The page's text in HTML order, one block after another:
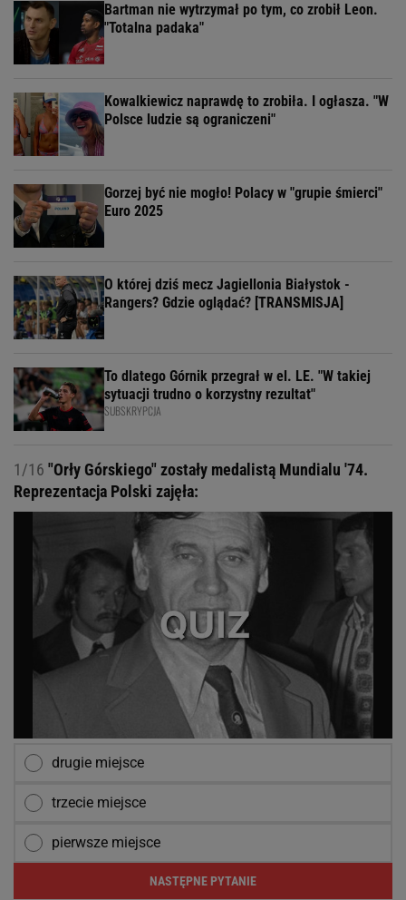
Bartman nie wytrzymał po tym, co zrobił Leon.
"Totalna padaka"
Kowalkiewicz naprawdę to zrobiła. I ogłasza. "W
Polsce ludzie są ograniczeni"
Gorzej być nie mogło! Polacy w "grupie śmierci"
Euro 2025
O której dziś mecz Jagiellonia Białystok -
Rangers? Gdzie oglądać? [TRANSMISJA]
To dlatego Górnik przegrał w el. LE. "W takiej
sytuacji trudno o korzystny rezultat"
SUBSKRYPCJA
1/16 "Orły Górskiego" zostały medalistą Mundialu '74.
Reprezentacja Polski zajęła:
drugie miejsce
trzecie miejsce
pierwsze miejsce
NASTĘPNE PYTANIE